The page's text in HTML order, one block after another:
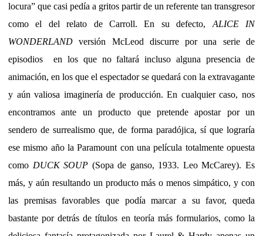
locura” que casi pedía a gritos partir de un referente tan transgresor
como el del relato de Carroll. En su defecto, ALICE IN
WONDERLAND versión McLeod discurre por una serie de
episodios en los que no faltará incluso alguna presencia de
animación, en los que el espectador se quedará con la extravagante
y aún valiosa imaginería de producción. En cualquier caso, nos
encontramos ante un producto que pretende apostar por un
sendero de surrealismo que, de forma paradójica, sí que lograría
ese mismo año la Paramount con una película totalmente opuesta
como DUCK SOUP (Sopa de ganso, 1933. Leo McCarey). Es
más, y aún resultando un producto más o menos simpático, y con
las premisas favorables que podía marcar a su favor, queda
bastante por detrás de títulos en teoría más formularios, como la